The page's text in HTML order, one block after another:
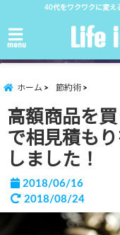
40代をワクワクに変え
menu Life
ホーム 節約術
高額商品を
で相見積も
しました！
2018/06/16
2018/08/24